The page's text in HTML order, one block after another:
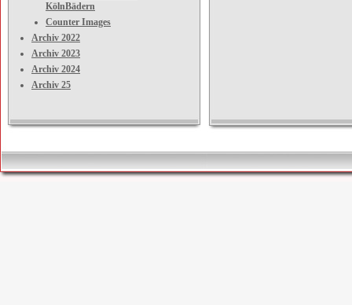
KölnBädern
Counter Images
Archiv 2022
Archiv 2023
Archiv 2024
Archiv 25